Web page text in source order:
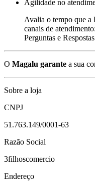
Agilidade no
Avalia o tempo que a
canais de
Perguntas e Respostas
O Magalu garante a sua
Sobre a loja
CNPJ
51.763.149/0001-63
Razão Social
3filhoscomercio
Endereço